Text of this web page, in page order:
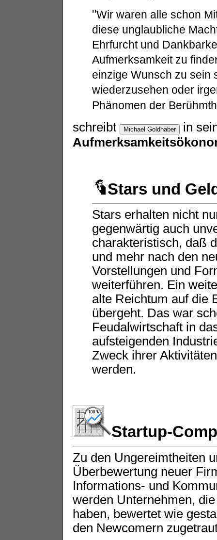
"Wir waren alle schon
diese unglaubliche
Ehrfurcht und
Aufmerksamkeit zu
einzige Wunsch zu sein
wiederzusehen oder
Phänomen der
schreibt
in
Stars und
Stars erhalten nicht
gegenwärtig auch
charakteristisch, daß
und mehr nach den
Vorstellungen und
weiterführen. Ein
alte Reichtum auf die
übergeht. Das war
Feudalwirtschaft in
aufsteigenden
Zweck ihrer
werden.
Startup-
Zu den Ungereimtheiten
Überbewertung neuer
Informations- und
werden Unternehmen,
haben, bewertet wie
den Newcomern